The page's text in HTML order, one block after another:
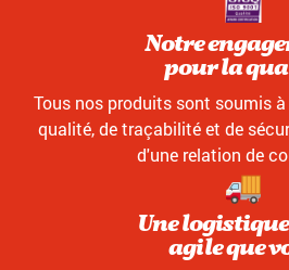
Notre
pour la
Tous nos produits sont soumis
qualité, de traçabilité et de
d'une relation de
Une
agile que